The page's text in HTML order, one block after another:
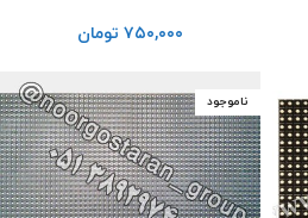
۷۵۰,۰۰۰ تومان
ناموجود